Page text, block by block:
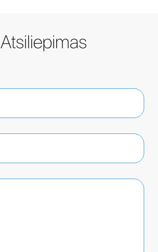
Atsiliepimas